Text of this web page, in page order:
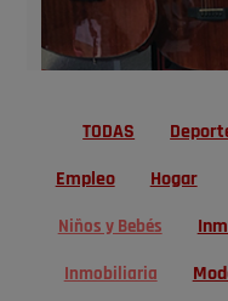
TODAS
Empleo Hogar
Niños y Bebés
Inmobiliaria